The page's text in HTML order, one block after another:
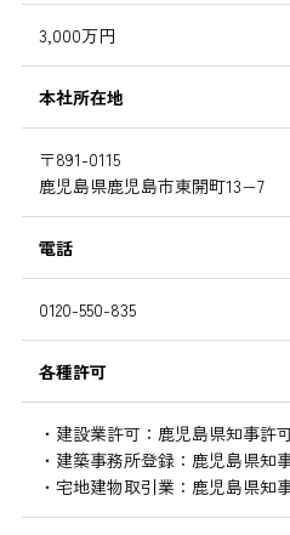
3,000万円
本社所在地
〒891-0115
鹿児島県鹿児島市東開町13−7
電話
0120-550-835
各種許可
・建設業許可：鹿児島県知事許
・建築事務所登録：鹿児島県知
・宅地建物取引業：鹿児島県知